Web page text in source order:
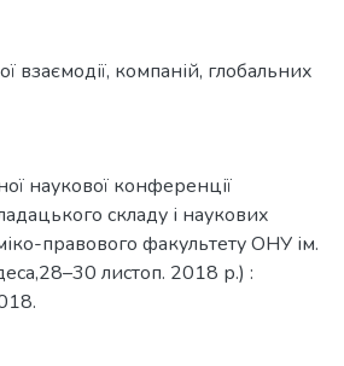
взаємодії, компаній, глобальних
наукової конференції
складу і наукових
правового факультету ОНУ ім.
листоп. 2018 р.) :